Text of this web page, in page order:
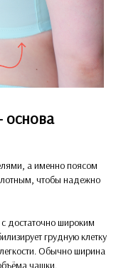
основа
а именно поясом
чтобы надежно
достаточно широким
грудную клетку
Обычно ширина
чашки.